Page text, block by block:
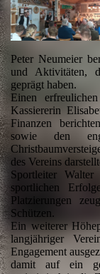
Peter Neumeier
und Aktivitäten,
geprägt haben.
Einen
Kassiererin
Finanzen
sowie den
des Vereins
Sportleiter
sportlichen
Platzierungen
Schützen.
Ein weiterer
langjähriger
Engagement
damit auf ein